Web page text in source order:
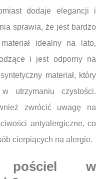
dodaje elegancji i
sprawia, że jest bardzo
idealny na lato,
i jest odporny na
materiał, który
utrzymaniu czystości.
zwrócić uwagę na
antyalergiczne, co
cierpiących na alergie.
pościel w